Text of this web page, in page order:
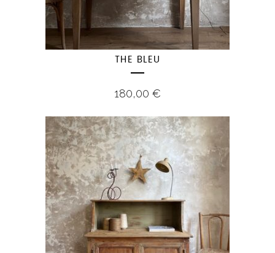
THE BLEU
180,00 €